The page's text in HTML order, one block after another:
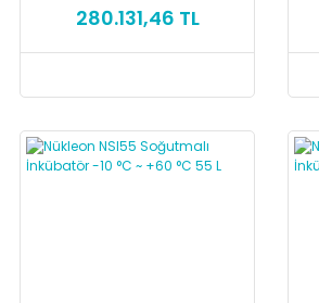
280.131,46 TL